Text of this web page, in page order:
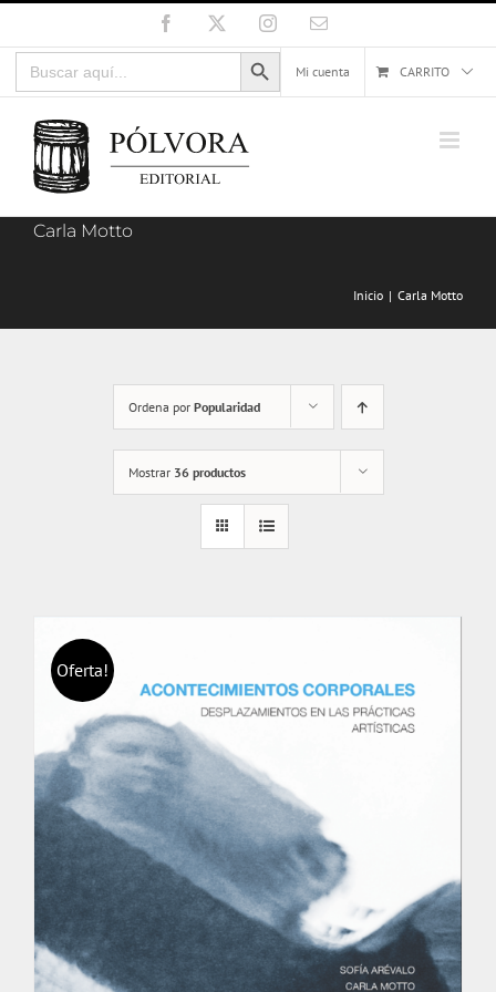
al
contenido
Facebook InstagramCorreo
Buscar:
Botón de búsqueda
Mi cuenta
CARRITO
Carla Motto
Inicio Carla Motto
Ordena por Popularidad
Mostrar 36 productos
Oferta!